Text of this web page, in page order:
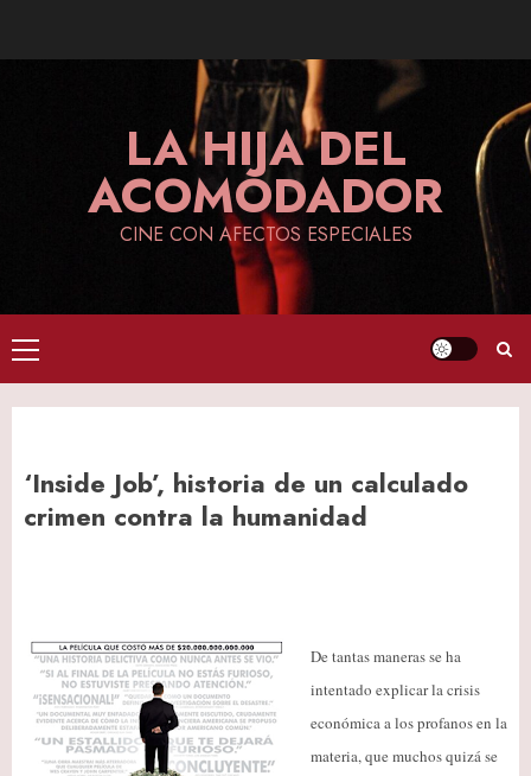
LA HIJA DEL
ACOMODADOR
CINE CON AFECTOS ESPECIALES
Primary
Menu
‘Inside Job’, historia de un calculado
crimen contra la humanidad
De tantas maneras se ha
intentado explicar la crisis
económica a los profanos en la
materia, que muchos quizá se